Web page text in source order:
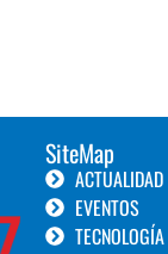
SiteMap
ACTUALIDAD
EVENTOS
TECNOLOGÍA